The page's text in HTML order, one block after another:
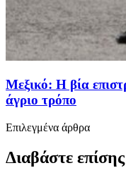
Μεξικό: Η βία
άγριο τρόπο
Επιλεγμένα άρθρα
Διαβάστε επίσης